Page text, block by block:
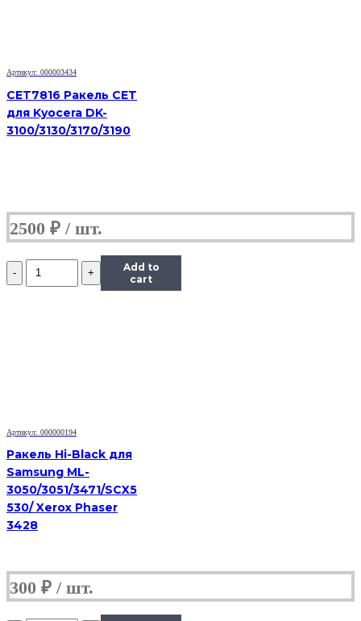
Артикул: 000003434
CET7816 Ракель CET
для Kyocera DK-
3100/3130/3170/3190
2500 ₽
Количество
Ракель
Add to
cart
Артикул: 000000194
Ракель Hi-Black для
Samsung ML-
3050/3051/3471/SCX5
530/ Xerox Phaser
3428
300 ₽